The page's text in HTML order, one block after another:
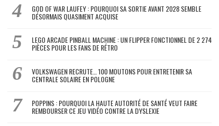
GOD OF WAR LAUFEY : POURQUOI SA SORTIE AVANT 2028 SEMBLE
DÉSORMAIS QUASIMENT ACQUISE
LEGO ARCADE PINBALL MACHINE : UN FLIPPER FONCTIONNEL DE 2 274
PIÈCES POUR LES FANS DE RÉTRO
VOLKSWAGEN RECRUTE… 100 MOUTONS POUR ENTRETENIR SA
CENTRALE SOLAIRE EN POLOGNE
POPPINS : POURQUOI LA HAUTE AUTORITÉ DE SANTÉ VEUT FAIRE
REMBOURSER CE JEU VIDÉO CONTRE LA DYSLEXIE